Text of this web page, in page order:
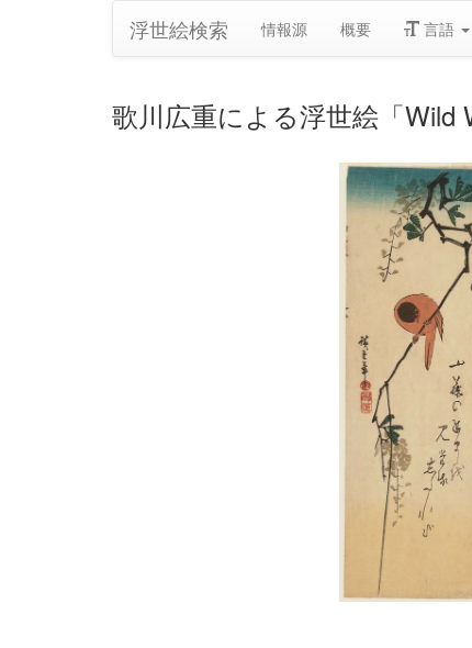
浮世絵検索 情報源 概要 言語
歌川広重による浮世絵「Wild